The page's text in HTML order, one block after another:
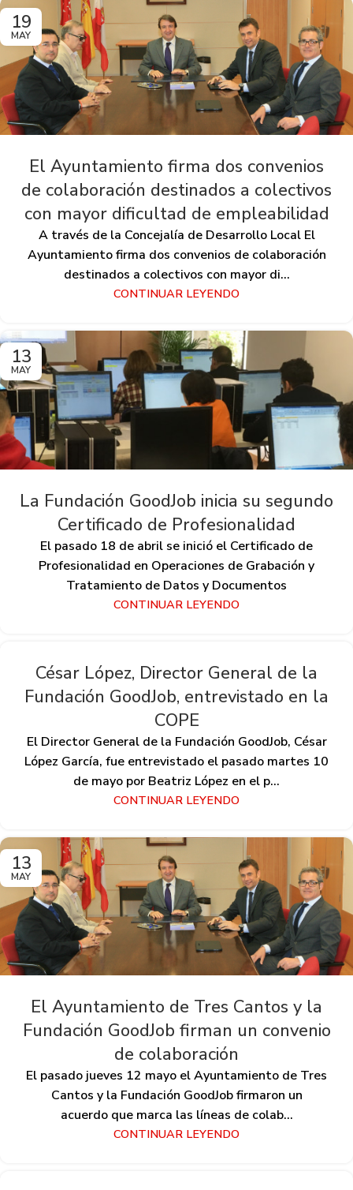
19
MAY
El Ayuntamiento firma dos convenios
de colaboración destinados a colectivos
con mayor dificultad de empleabilidad
A través de la Concejalía de Desarrollo Local El
Ayuntamiento firma dos convenios de colaboración
destinados a colectivos con mayor di...
CONTINUAR LEYENDO
13
MAY
La Fundación GoodJob inicia su segundo
Certificado de Profesionalidad
El pasado 18 de abril se inició el Certificado de
Profesionalidad en Operaciones de Grabación y
Tratamiento de Datos y Documentos
CONTINUAR LEYENDO
César López, Director General de la
Fundación GoodJob, entrevistado en la
COPE
El Director General de la Fundación GoodJob, César
López García, fue entrevistado el pasado martes 10
de mayo por Beatriz López en el p...
CONTINUAR LEYENDO
13
MAY
El Ayuntamiento de Tres Cantos y la
Fundación GoodJob firman un convenio
de colaboración
El pasado jueves 12 mayo el Ayuntamiento de Tres
Cantos y la Fundación GoodJob firmaron un
acuerdo que marca las líneas de colab...
CONTINUAR LEYENDO